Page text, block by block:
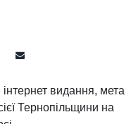
видання, мета
Тернопільщини на